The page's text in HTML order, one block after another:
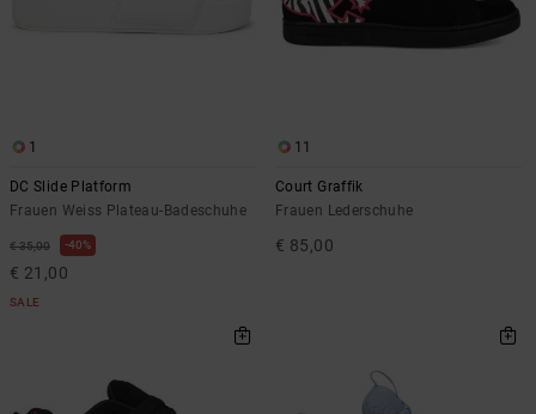
1
DC Slide Platform
Frauen Weiss Plateau-Badeschuhe
€ 35,00 40%
€ 21,00
SALE
11
Court Graffik
Frauen Lederschuhe
€ 85,00